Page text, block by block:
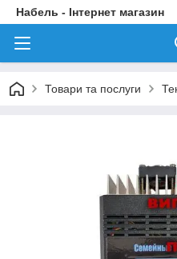
Набель - Інтернет магазин
Товари та послуги